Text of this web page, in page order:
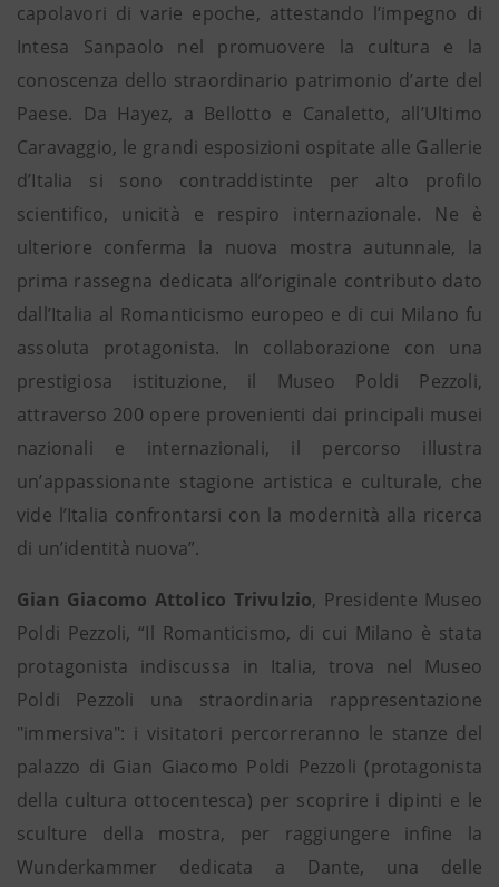
capolavori di varie epoche, attestando l’impegno di
Intesa Sanpaolo nel promuovere la cultura e la
conoscenza dello straordinario patrimonio d’arte del
Paese. Da Hayez, a Bellotto e Canaletto, all’Ultimo
Caravaggio, le grandi esposizioni ospitate alle Gallerie
d’Italia si sono contraddistinte per alto profilo
scientifico, unicità e respiro internazionale. Ne è
ulteriore conferma la nuova mostra autunnale, la
prima rassegna dedicata all’originale contributo dato
dall’Italia al Romanticismo europeo e di cui Milano fu
assoluta protagonista. In collaborazione con una
prestigiosa istituzione, il Museo Poldi Pezzoli,
attraverso 200 opere provenienti dai principali musei
nazionali e internazionali, il percorso illustra
un’appassionante stagione artistica e culturale, che
vide l’Italia confrontarsi con la modernità alla ricerca
di un’identità nuova”.
Gian Giacomo Attolico Trivulzio, Presidente Museo
Poldi Pezzoli, “Il Romanticismo, di cui Milano è stata
protagonista indiscussa in Italia, trova nel Museo
Poldi Pezzoli una straordinaria rappresentazione
"immersiva": i visitatori percorreranno le stanze del
palazzo di Gian Giacomo Poldi Pezzoli (protagonista
della cultura ottocentesca) per scoprire i dipinti e le
sculture della mostra, per raggiungere infine la
Wunderkammer dedicata a Dante, una delle